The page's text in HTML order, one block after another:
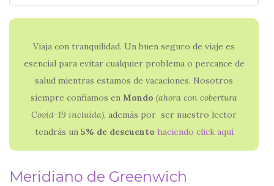
Viaja con tranquilidad. Un buen seguro de viaje es
esencial para evitar cualquier problema o percance de
salud mientras estamos de vacaciones. Nosotros
siempre confiamos en Mondo (ahora con cobertura
Covid-19 incluida), además por ser nuestro lector
tendrás un 5% de descuento haciendo click aquí
Meridiano de Greenwich